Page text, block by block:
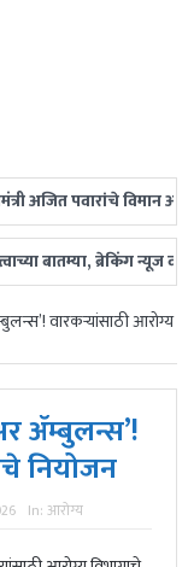
विमान अपघातात निधन,
ब्रेकिंग न्यूज
वारकऱ्यांसाठी आरोग्य
ॲम्बुलन्स’!
नियोजन
In: आरोग्य